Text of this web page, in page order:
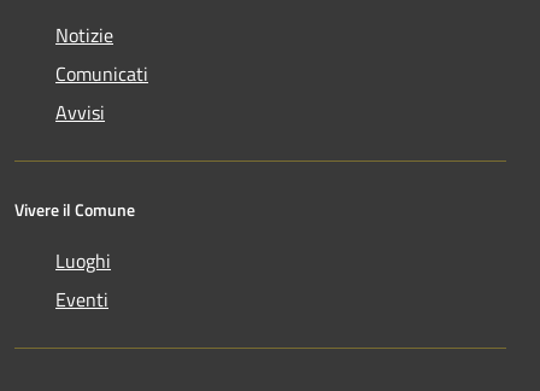
Notizie
Comunicati
Avvisi
Vivere il Comune
Luoghi
Eventi